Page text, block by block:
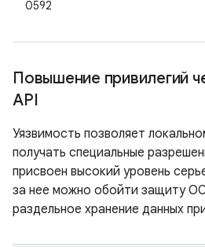
0592
Повышение привилегий
API
Уязвимость позволяет
получать специальные
присвоен высокий уровень
за нее можно обойти защиту
раздельное хранение данных